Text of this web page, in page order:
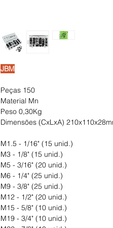
JBM
Peças 150
Material Mn
Peso 0,30Kg
Dimensões (CxLxA)
M1.5 - 1/16" (15 unid.)
M3 - 1/8" (15 unid.)
M5 - 3/16" (20 unid.)
M6 - 1/4" (25 unid.)
M9 - 3/8" (25 unid.)
M12 - 1/2" (20 unid.)
M15 - 5/8" (10 unid.)
M19 - 3/4" (10 unid.)